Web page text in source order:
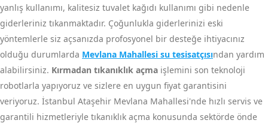
yanlış kullanımı, kalitesiz tuvalet kağıdı kullanımı gibi nedenle
giderleriniz tıkanmaktadır. Çoğunlukla giderlerinizi eski
yöntemlerle siz açsanızda profosyonel bir desteğe ihtiyacınız
olduğu durumlarda Mevlana Mahallesi su tesisatçısından yardım
alabilirsiniz. Kırmadan tıkanıklık açma işlemini son teknoloji
robotlarla yapıyoruz ve sizlere en uygun fiyat garantisini
veriyoruz. İstanbul Ataşehir Mevlana Mahallesi'nde hızlı servis ve
garantili hizmetleriyle tıkanıklık açma konusunda sektörde önde